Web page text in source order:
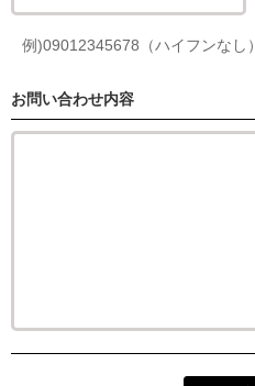
例)09012345678（ハイフンなし）
お問い合わせ内容
(営業時間 10:00～22:00)
03-6812-9974